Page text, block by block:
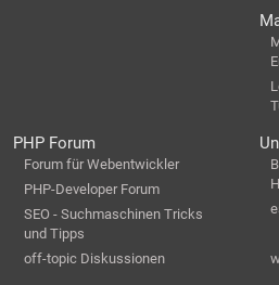
PHP Forum
Forum für Webentwickler
PHP-Developer Forum
SEO - Suchmaschinen Tricks
und Tipps
off-topic Diskussionen